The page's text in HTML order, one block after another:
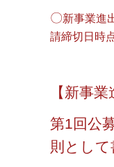
〇新事業進
請締切日時
【新事
第1回公
則として